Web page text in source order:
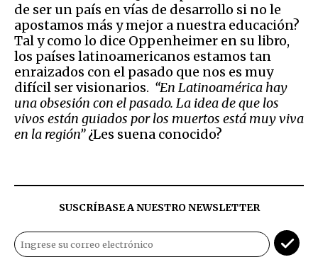
de ser un país en vías de desarrollo si no le
apostamos más y mejor a nuestra educación?
Tal y como lo dice Oppenheimer en su libro,
los países latinoamericanos estamos tan
enraizados con el pasado que nos es muy
difícil ser visionarios. “En Latinoamérica hay
una obsesión con el pasado. La idea de que los
vivos están guiados por los muertos está muy viva
en la región”¿Les suena conocido?
SUSCRÍBASE A NUESTRO NEWSLETTER